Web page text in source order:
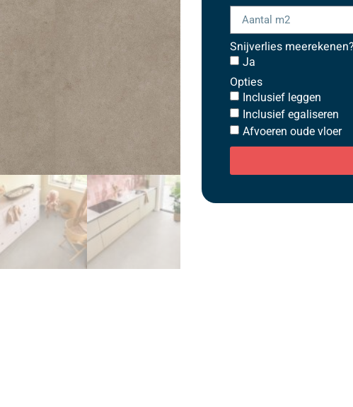
Snijverlies meerekenen?
Ja
Opties
Inclusief leggen
Inclusief egaliseren
Afvoeren oude vloer